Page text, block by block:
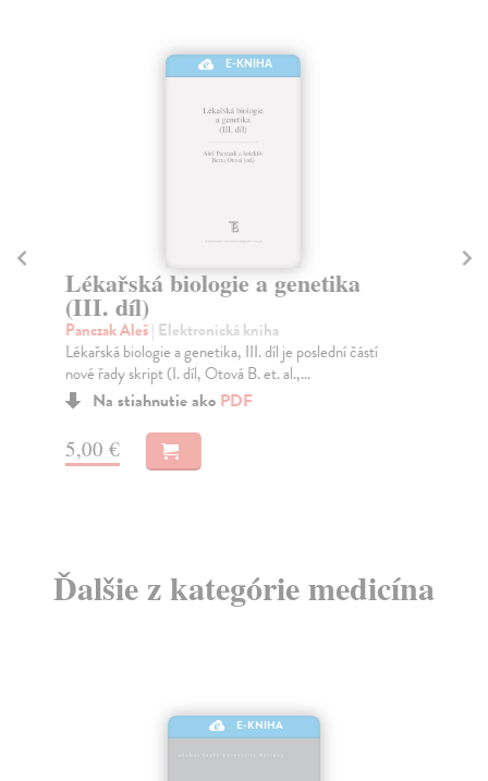
E-KNIHA
Lékařská biologie a genetika
(III. díl)
Panczak Aleš| Elektronická kniha
Lékařská biologie a genetika, III. díl je poslední částí
nové řady skript (I. díl, Otová B. et. al.,...
Na stiahnutie ako PDF
5,00 €
Ďalšie z kategórie medicína
E-KNIHA